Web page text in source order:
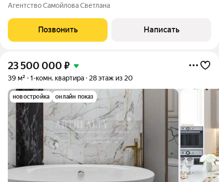
и просторная, продуманная
Агентство Самойлова Светлана
Позвонить Написать
23 500 000 ₽
39 м² 1-комн. квартира 28 этаж из 20
новостройка онлайн показ